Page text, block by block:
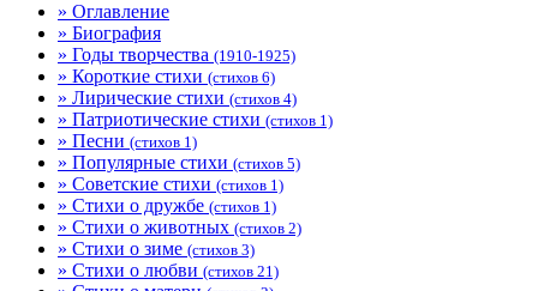
» Оглавление
» Биография
» Годы творчества (1910-1925)
» Короткие стихи (стихов 6)
» Лирические стихи (стихов 4)
» Патриотические стихи (стихов 1)
» Песни (стихов 1)
» Популярные стихи (стихов 5)
» Советские стихи (стихов 1)
» Стихи о дружбе (стихов 1)
» Стихи о животных (стихов 2)
» Стихи о зиме (стихов 3)
» Стихи о любви (стихов 21)